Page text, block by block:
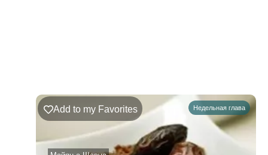
Ръэ
02.08.2026
08.08.2026
Недельная глава
Add to my Favorites